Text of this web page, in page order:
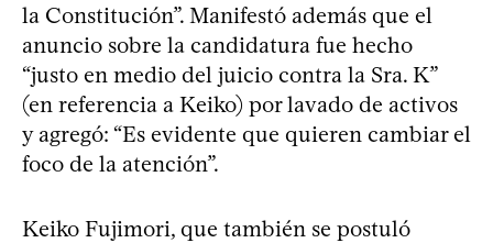
la Constitución”. Manifestó además que el
anuncio sobre la candidatura fue hecho
“justo en medio del juicio contra la Sra. K”
(en referencia a Keiko) por lavado de activos
y agregó: “Es evidente que quieren cambiar el
foco de la atención”.
Keiko Fujimori, que también se postuló